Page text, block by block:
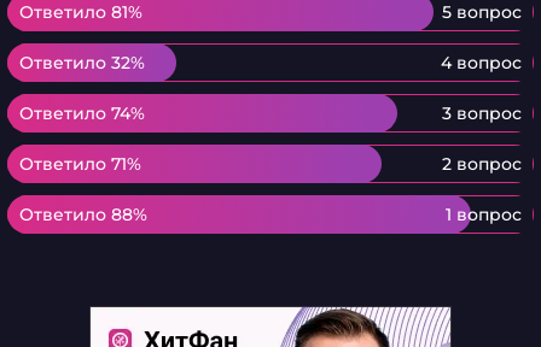
Ответило 81% 5 вопрос
Ответило 81%
Ответило 32% 4 вопрос
Ответило 32%
Ответило 74% 3 вопрос
Ответило 74%
Ответило 71% 2 вопрос
Ответило 71%
Ответило 88% 1 вопрос
Ответило 88%